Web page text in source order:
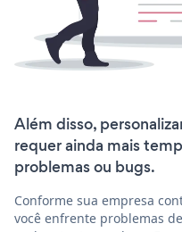
Além disso,
requer ainda mais
problemas ou bugs.
Conforme sua empresa
você enfrente problemas